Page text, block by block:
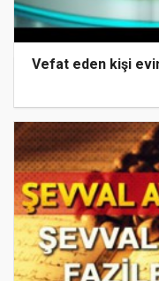
Vefat eden kişi